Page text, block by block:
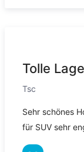
Tolle
Tsc
Sehr schönes
für SUV sehr